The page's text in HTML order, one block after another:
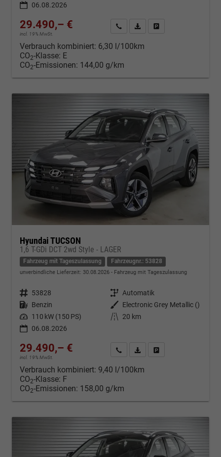
06.08.2026
29.490,– €
incl. 19% MwSt.
Kontakt & Angebot anfordern
PDF-Datei, Fahrzeugexposé
Verbrauch kombiniert: 6,30 l/100km
CO2-Klasse: E
CO2-Emissionen: 144,00 g/km
Hyundai TUCSON
1,6 T-GDi DCT 2wd Style - LAGER
Fahrzeug mit Tageszulassung Fahrzeugnr.: 53828
unverbindliche Lieferzeit: 30.08.2026 Fahrzeug mit Tageszulassung
Fahrzeugnr. 53828 Getriebe Automatik
Kraftstoff Benzin Außenfarbe
Electronic Grey Metallic ()
Leistung 110 kW (150 PS) Kilometerstand
20 km
06.08.2026
29.490,– €
incl. 19% MwSt.
Kontakt & Angebot anfordern
PDF-Datei, Fahrzeugexposé
Verbrauch kombiniert: 9,40 l/100km
CO2-Klasse: F
CO2-Emissionen: 158,00 g/km